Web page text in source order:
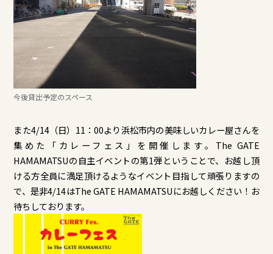
今後貸出予定のスペース
また4/14（日）11：00より浜松市内の美味しいカレー屋さんを
集めた「カレーフェス」を開催します。The GATE
HAMAMATSUの自主イベントの第1弾ということで、お越し頂
ける方全員に満足頂けるようなイベント目指して頑張りますの
で、是非4/14はThe GATE HAMAMATSUにお越しください！お
待ちしております。